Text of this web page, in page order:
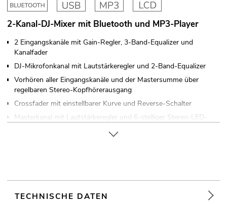
2-Kanal-DJ-Mixer mit Bluetooth und MP3-Player
2 Eingangskanäle mit Gain-Regler, 3-Band-Equalizer und
Kanalfader
DJ-Mikrofonkanal mit Lautstärkeregler und 2-Band-Equalizer
Vorhören aller Eingangskanäle und der Mastersumme über
regelbaren Stereo-Kopfhörerausgang
Crossfader mit einstellbarer Kurve und Reverse-Schalter
Masterkanal mit Lautstärkeregler und 6-stelliger Stereo-LED-
LCD Display
Tischpultgehäuse
TECHNISCHE DATEN